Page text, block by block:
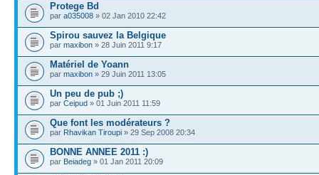
Protege Bd
par a035008 » 02 Jan 2010 22:42
Spirou sauvez la Belgique
par maxibon » 28 Juin 2011 9:17
Matériel de Yoann
par maxibon » 29 Juin 2011 13:05
Un peu de pub ;)
par Ceipud » 01 Juin 2011 11:59
Que font les modérateurs ?
par Rhavikan Tiroupi » 29 Sep 2008 20:34
BONNE ANNEE 2011 :)
par Beiadeg » 01 Jan 2011 20:09